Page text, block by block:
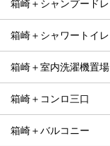
箱崎＋シャンプード
箱崎＋シャワートイレ
箱崎＋室内洗濯機置場
箱崎＋コンロ三口
箱崎＋バルコニー